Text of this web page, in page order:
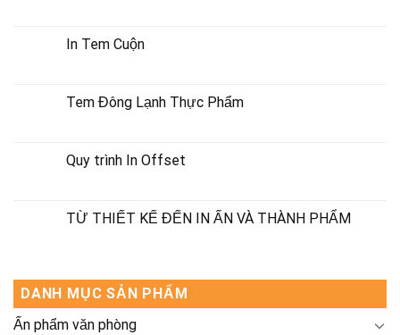
In Tem Cuộn
Tem Đông Lạnh Thực Phẩm
Quy trình In Offset
TỪ THIẾT KẾ ĐẾN IN ẤN VÀ THÀNH PHẨM
DANH MỤC SẢN PHẨM
Ấn phẩm văn phòng